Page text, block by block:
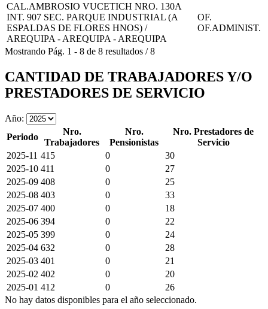
CAL.AMBROSIO VUCETICH NRO. 130A
INT. 907 SEC. PARQUE INDUSTRIAL (A
ESPALDAS DE FLORES HNOS) /
AREQUIPA - AREQUIPA - AREQUIPA
OF.
OF.ADMINIST.
Mostrando Pág. 1 - 8 de 8 resultados /8
CANTIDAD DE TRABAJADORES Y/O
PRESTADORES DE SERVICIO
Año:
Periodo
Nro.
Trabajadores
Nro.
Pensionistas
Nro. Prestadores de
Servicio
2025-11 415 0
30
2025-10 411 0
27
2025-09 408 0
25
2025-08 403 0
33
2025-07 400 0
18
2025-06 394 0
22
2025-05 399 0
24
2025-04 632 0
28
2025-03 401 0
21
2025-02 402 0
20
2025-01 412 0
26
No hay datos disponibles para el año seleccionado.